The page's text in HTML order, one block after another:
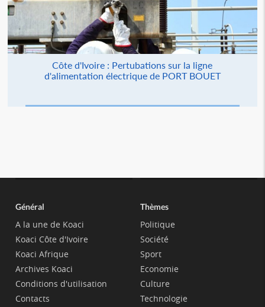
Côte d'Ivoire : Pertubations sur la ligne
d'alimentation électrique de PORT BOUET
Général
A la une de Koaci
Koaci Côte d'Ivoire
Koaci Afrique
Archives Koaci
Conditions d'utilisation
Contacts
Thèmes
Politique
Société
Sport
Economie
Culture
Technologie